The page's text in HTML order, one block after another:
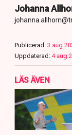
Johanna
Publicerad: 3 aug
Uppdaterad: 4 aug
LÄS ÄVEN